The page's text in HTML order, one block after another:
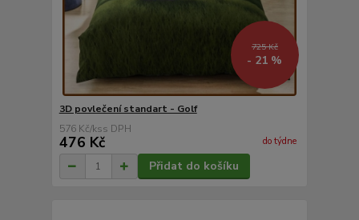
725 Kč
- 21 %
3D povlečení standart - Golf
576 Kč/ks
476 Kč do týdne
Přidat do košíku